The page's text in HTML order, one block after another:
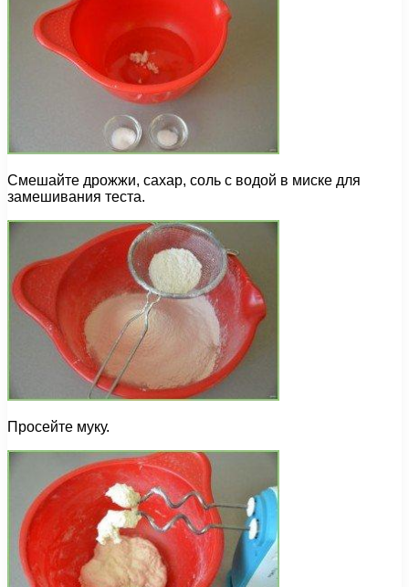
Смешайте дрожжи, сахар, соль с водой в миске для
замешивания теста.
Просейте муку.